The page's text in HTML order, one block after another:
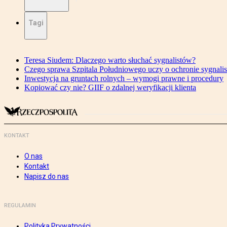
Tagi
Teresa Siudem: Dlaczego warto słuchać sygnalistów?
Czego sprawa Szpitala Południowego uczy o ochronie
Inwestycja na gruntach rolnych – wymogi prawne i procedury
Kopiować czy nie? GIIF o zdalnej weryfikacji klienta
KONTAKT
O nas
Kontakt
Napisz do nas
REGULAMIN